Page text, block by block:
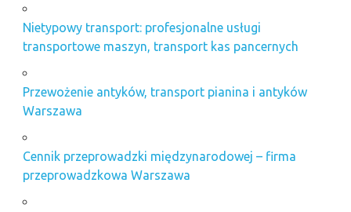
Nietypowy transport: profesjonalne usługi
transportowe maszyn, transport kas pancernych
Przewożenie antyków, transport pianina i antyków
Warszawa
Cennik przeprowadzki międzynarodowej – firma
przeprowadzkowa Warszawa